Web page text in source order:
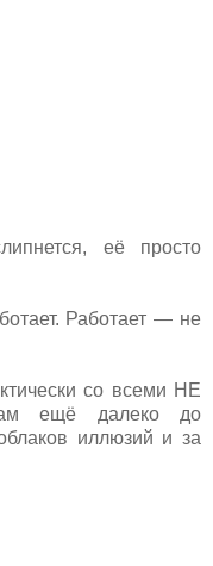
её просто
Работает — не
со всеми НЕ
ещё далеко до
иллюзий и за